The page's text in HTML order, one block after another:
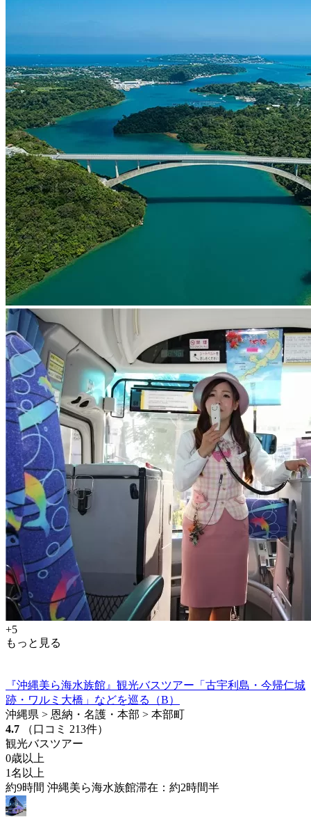
+5
もっと見る
『沖縄美ら海水族館』観光バスツアー「古宇利島・今帰仁城
跡・ワルミ大橋」などを巡る（B）
沖縄県 > 恩納・名護・本部 > 本部町
4.7
（口コミ 213件）
観光バスツアー
0歳以上
1名以上
約9時間 沖縄美ら海水族館滞在：約2時間半